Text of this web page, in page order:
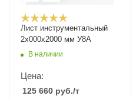
Лист инструментальный
2х000х2000 мм У8А
В наличии
Цена:
125 660 руб./т